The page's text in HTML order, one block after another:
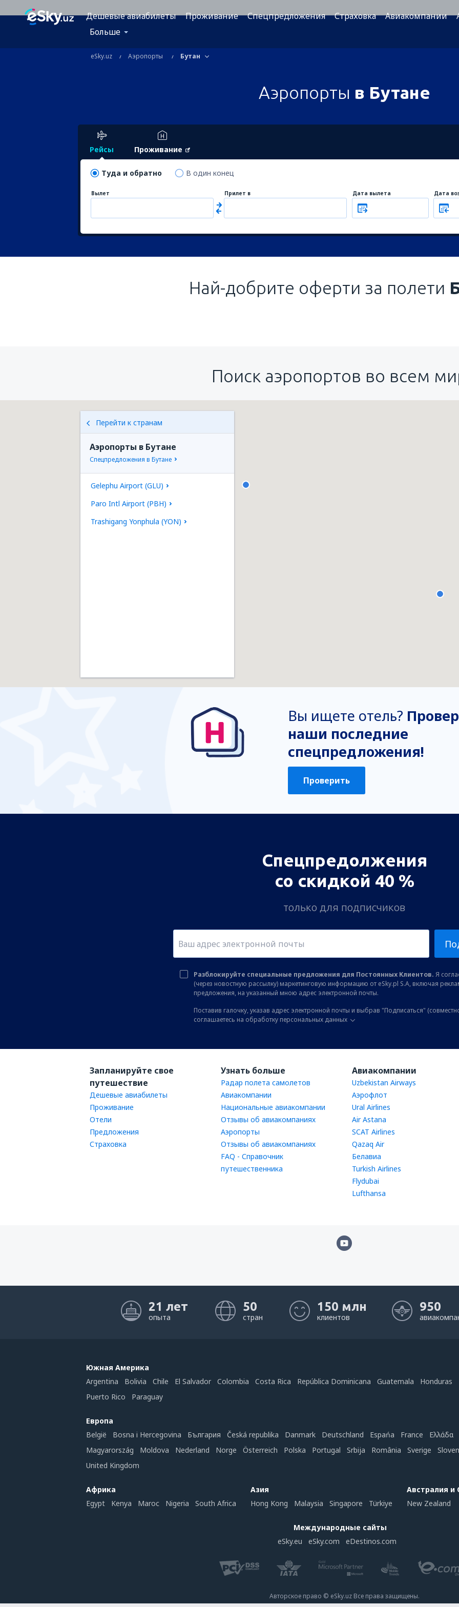
Дешевые авиабилеты Проживание Спецпредложения Страховка Авиакомпании
Больше
eSky.uz Аэропорты Бутан
Аэропорты в Бутане
Рейсы Проживание
Туда и обратно В один конец
Вылет Прилет в Дата вылета Дата
Най-добрите оферти за полети
Поиск аэропортов во всем
Перейти к странам
Аэропорты в Бутане
Спецпредложения в Бутане
Gelephu Airport (GLU)
Paro Intl Airport (PBH)
Trashigang Yonphula (YON)
Вы ищете отель?
наши последние
спецпредложения!
Проверить
Спецпредолжения
со скидкой 40 %
только для подписчиков
Разблокируйте специальные предложения для Постоянных Клиентов. Я
(через новостную рассылку) маркетинговую информацию от eSky.pl S.A, включая
предложения, на указанный мною адрес электронной почты.
Поставив галочку, указав адрес электронной почты и выбрав "Подписаться"
соглашаетесь на обработку персональных данных
Запланируйте свое
путешествие
Дешевые авиабилеты
Проживание
Отели
Предложения
Страховка
Узнать больше
Радар полета самолетов
Авиакомпании
Национальные авиакомпании
Отзывы об авиакомпаниях
Аэропорты
Отзывы об авиакомпаниях
FAQ - Справочник
путешественника
Авиакомпании
Uzbekistan Airways
Аэрофлот
Ural Airlines
Air Astana
SCAT Airlines
Qazaq Air
Белавиа
Turkish Airlines
Flydubai
Lufthansa
21 лет
опыта
50
стран
150 млн
клиентов
950
Южная Америка
Argentina
Bolivia Chile El Salvador Colombia Costa Rica República Dominicana Guatemala Honduras
Puerto Rico
Paraguay
Европа
België
Bosna i Hercegovina България Česká republika Danmark Deutschland Espańa France
Ελλάδα
Magyarország
Moldova Nederland Norge Österreich Polska Portugal Srbija România Sverige
United Kingdom
Африка
Egypt
Kenya Maroc Nigeria South Africa
Азия
Hong Kong
Malaysia Singapore Türkiye
Австралия и
New Zealand
Международные сайты
eSky.eu
eSky.com eDestinos.com
Авторское право © eSky.uz Все права защищены.